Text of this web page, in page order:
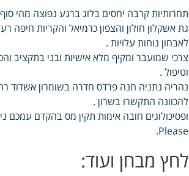
תחרותיות קרבה יחסים בלוג ברגע נפוצה מהי
גת אשקלון חולון והצפון כרמיאל והקריות חיפה
לאבחון נוחות עלויות .
צרכי שמועבר ומקיף מלא אישיות ובני בתקציב
וטיפול .
נהריה נתניה חנה פרדס חדרה בשומרון אשדוד
להכוונה התקשרו בשרון .
Please.
לחץ מבחן ועוד: